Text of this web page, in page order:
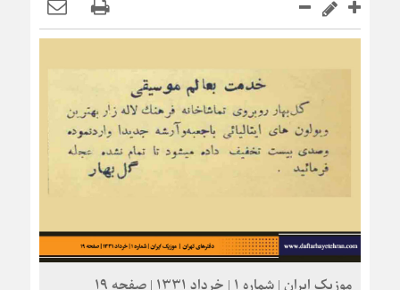
موزیک ایران | شماره 1 | خرداد 1331 | صفحه 19